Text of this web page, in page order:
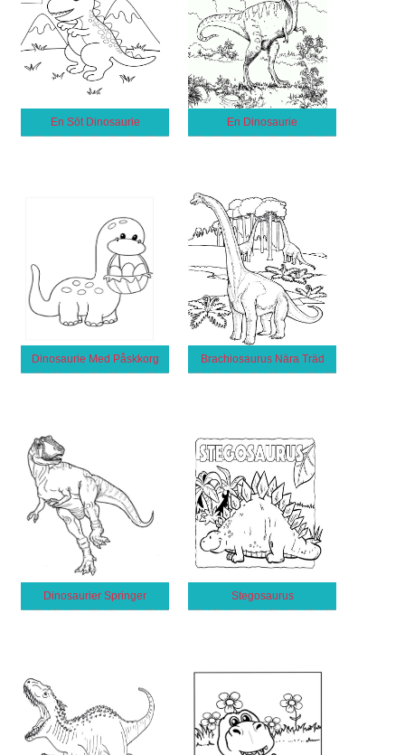
En Söt Dinosaurie En Dinosaurie
Dinosaurie Med Påskkorg Brachiosaurus Nära Träd
Dinosaurier Springer Stegosaurus